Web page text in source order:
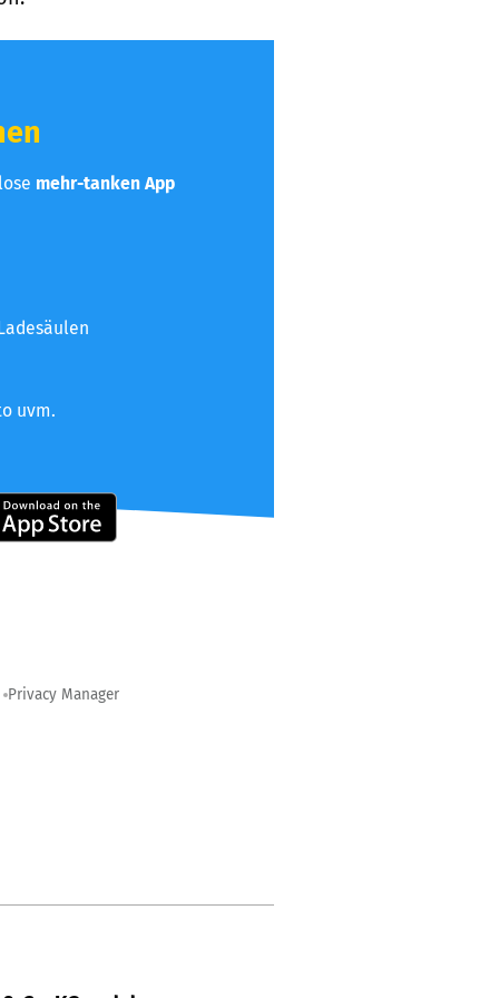
mehr-tanken App
uvm.
Privacy Manager